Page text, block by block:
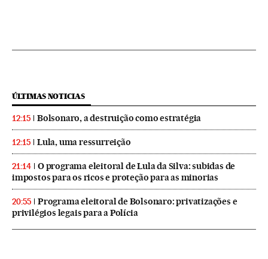
ÚLTIMAS NOTICIAS
12:15 Bolsonaro, a destruição como estratégia
12:15 Lula, uma ressurreição
21:14
O programa eleitoral de Lula da Silva: subidas de
impostos para os ricos e proteção para as minorias
20:55
Programa eleitoral de Bolsonaro: privatizações e
privilégios legais para a Polícia